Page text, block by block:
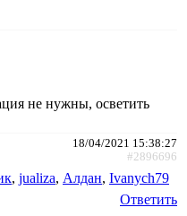
не нужны, осветить
18/04/2021 15:38:27
#2896696
, jualiza, Алдан, Ivanych79
Ответить